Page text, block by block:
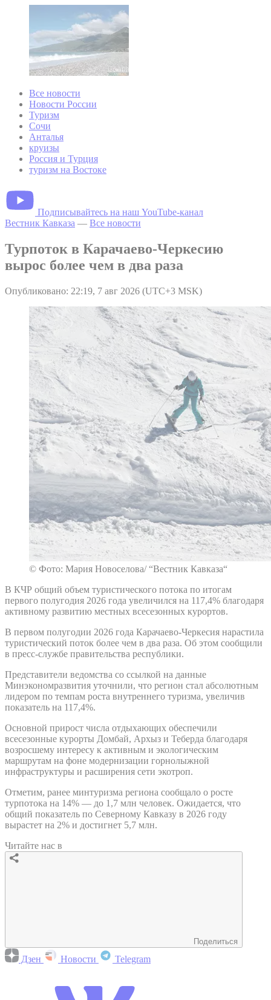
Все новости
Новости России
Туризм
Сочи
Анталья
круизы
Россия и Турция
туризм на Востоке
Подписывайтесь на наш YouTube-канал
Вестник Кавказа — Все новости
Турпоток в Карачаево-Черкесию
вырос более чем в два раза
Опубликовано: 22:19, 7 авг 2026 (UTC+3 MSK)
© Фото: Мария Новоселова/ “Вестник Кавказа“
В КЧР общий объем туристического потока по итогам
первого полугодия 2026 года увеличился на 117,4% благодаря
активному развитию местных всесезонных курортов.
В первом полугодии 2026 года Карачаево-Черкесия нарастила
туристический поток более чем в два раза. Об этом сообщили
в пресс-службе правительства республики.
Представители ведомства со ссылкой на данные
Минэкономразвития уточнили, что регион стал абсолютным
лидером по темпам роста внутреннего туризма, увеличив
показатель на 117,4%.
Основной прирост числа отдыхающих обеспечили
всесезонные курорты Домбай, Архыз и Теберда благодаря
возросшему интересу к активным и экологическим
маршрутам на фоне модернизации горнолыжной
инфраструктуры и расширения сети экотроп.
Отметим, ранее минтуризма региона сообщало о росте
турпотока на 14% — до 1,7 млн человек. Ожидается, что
общий показатель по Северному Кавказу в 2026 году
вырастет на 2% и достигнет 5,7 млн.
Читайте нас в
Поделиться
Дзен Новости Telegram